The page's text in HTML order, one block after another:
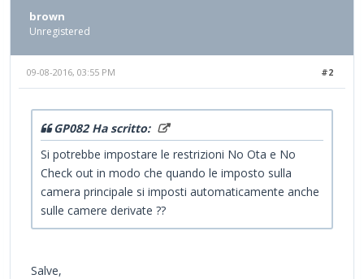
brown
Unregistered
#2
09-08-2016, 03:55 PM
GP082 Ha scritto:
Si potrebbe impostare le restrizioni No Ota e No
Check out in modo che quando le imposto sulla
camera principale si imposti automaticamente anche
sulle camere derivate ??
Salve,